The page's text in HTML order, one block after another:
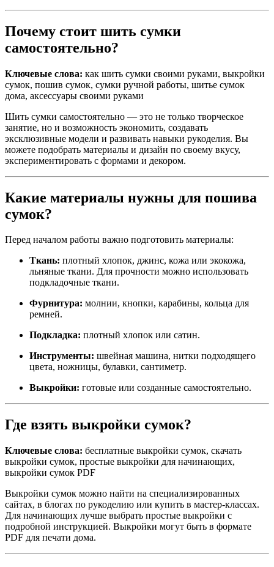
Почему стоит шить сумки
самостоятельно?
Ключевые слова: как шить сумки своими руками, выкройки
сумок, пошив сумок, сумки ручной работы, шитье сумок
дома, аксессуары своими руками
Шить сумки самостоятельно — это не только творческое
занятие, но и возможность экономить, создавать
эксклюзивные модели и развивать навыки рукоделия. Вы
можете подобрать материалы и дизайн по своему вкусу,
экспериментировать с формами и декором.
Какие материалы нужны для пошива
сумок?
Перед началом работы важно подготовить материалы:
Ткань: плотный хлопок, джинс, кожа или экокожа,
льняные ткани. Для прочности можно использовать
подкладочные ткани.
Фурнитура: молнии, кнопки, карабины, кольца для
ремней.
Подкладка: плотный хлопок или сатин.
Инструменты: швейная машина, нитки подходящего
цвета, ножницы, булавки, сантиметр.
Выкройки: готовые или созданные самостоятельно.
Где взять выкройки сумок?
Ключевые слова: бесплатные выкройки сумок, скачать
выкройки сумок, простые выкройки для начинающих,
выкройки сумок PDF
Выкройки сумок можно найти на специализированных
сайтах, в блогах по рукоделию или купить в мастер-классах.
Для начинающих лучше выбрать простые выкройки с
подробной инструкцией. Выкройки могут быть в формате
PDF для печати дома.